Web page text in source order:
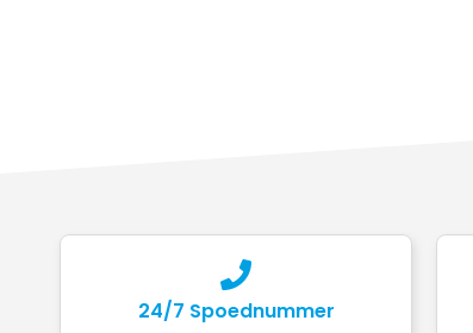
24/7 Spoednummer